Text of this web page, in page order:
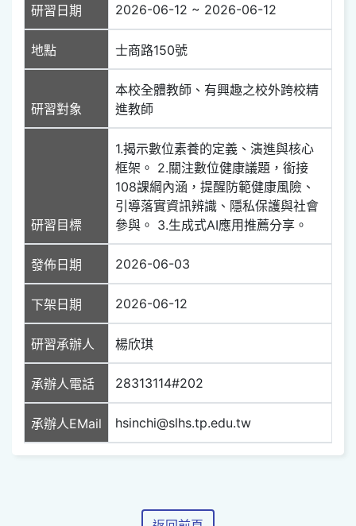
研習日期 2026-06-12 ~ 2026-06-12
地點 士商路150號
研習對象
本校全體教師、有興趣之校外跨校精
進教師
研習目標
1.揭示數位素養的定義、演進與核心
框架。 2.關注數位健康議題，銜接
108課綱內涵，提醒防範健康風險、
引導落實資訊辨識、隱私保護與社會
參與。 3.生成式AI應用推薦分享。
發佈日期 2026-06-03
下架日期 2026-06-12
研習承辦人 楊欣琪
承辦人電話 28313114#202
承辦人EMail hsinchi@slhs.tp.edu.tw